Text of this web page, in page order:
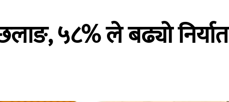
छलाङ, ५८% ले बढ्यो निर्यात